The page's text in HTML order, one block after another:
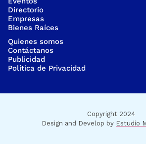
Directorio
Empresas
Bienes Raíces
Quienes somos
Contáctanos
Publicidad
Política de Privacidad
Copyright 2024
Design and Develop by Estudio